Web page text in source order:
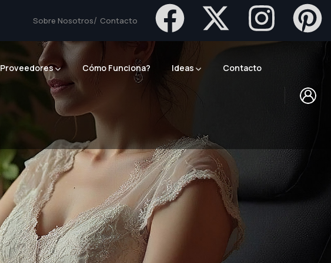
Sobre Nosotros Contacto
Proveedores Cómo Funciona? Ideas Contacto